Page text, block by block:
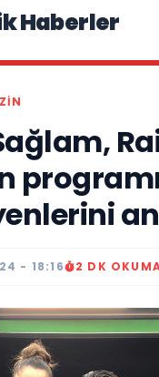
Haberler
- 18:16 2 DK